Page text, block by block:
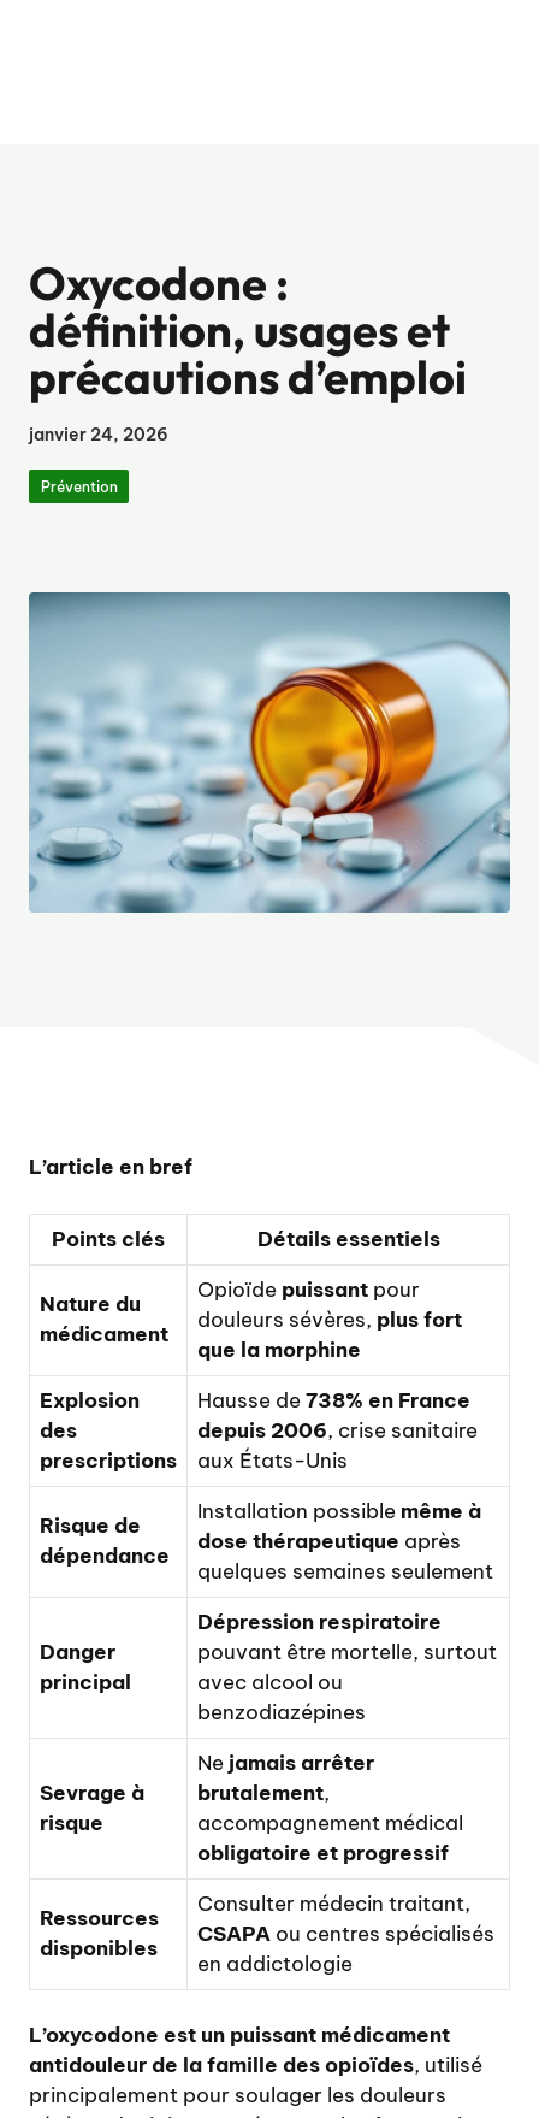
Oxycodone :
définition, usages et
précautions d’emploi
janvier 24, 2026
Prévention
L’article en bref
Points clés Détails essentiels
Nature du
médicament
Opioïde puissant pour
douleurs sévères, plus fort
que la morphine
Explosion
des
prescriptions
Hausse de738% en France
depuis 2006, crise sanitaire
aux États-Unis
Risque de
dépendance
Installation possible même à
dose thérapeutique après
quelques semaines seulement
Danger
principal
Dépression respiratoire
pouvant être mortelle, surtout
avec alcool ou
benzodiazépines
Sevrage à
risque
Ne jamais arrêter
brutalement,
accompagnement médical
obligatoire et progressif
Ressources
disponibles
Consulter médecin traitant,
CSAPA ou centres spécialisés
en addictologie
L’oxycodone est un puissant médicament
antidouleur de la famille des opioïdes, utilisé
principalement pour soulager les douleurs